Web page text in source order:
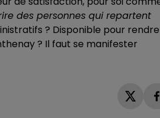
des personnes qui repartent
? Disponible pour rendre
? Il faut se manifester